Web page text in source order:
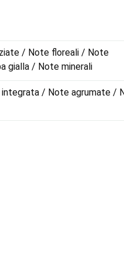
/ Note floreali / Note
gialla / Note minerali
/ Note agrumate /